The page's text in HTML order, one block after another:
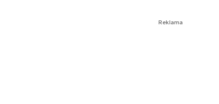
Reklama